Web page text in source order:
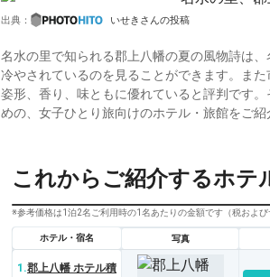
出典： いせきさんの投稿
名水の里で知られる郡上八幡の夏の風物詩は
冷やされているのを見ることができます。ま
姿形、香り、味ともに優れていると評判です
めの、女子ひとり旅向けのホテル・旅館をご紹
これからご紹介するホテ
※参考価格は1泊2名ご利用時の1名あたりの金額です（税および
ホテル・宿名 写真
1.郡上八幡 ホテル積